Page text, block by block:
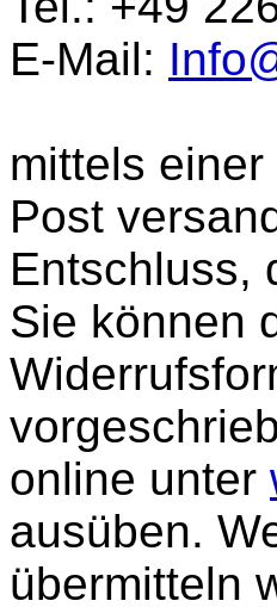
E-Mail:
mittels
Post
Entschluss,
Sie können
online unter
ausüben.
übermitteln